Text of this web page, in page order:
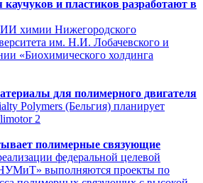
и пластиков разработают в
химии Нижегородского
им. Н.И. Лобачевского и
«Биохимического холдинга
для полимерного двигателя
Polymers (Бельгия) планирует
2
полимерные связующие
федеральной целевой
выполняются проекты по